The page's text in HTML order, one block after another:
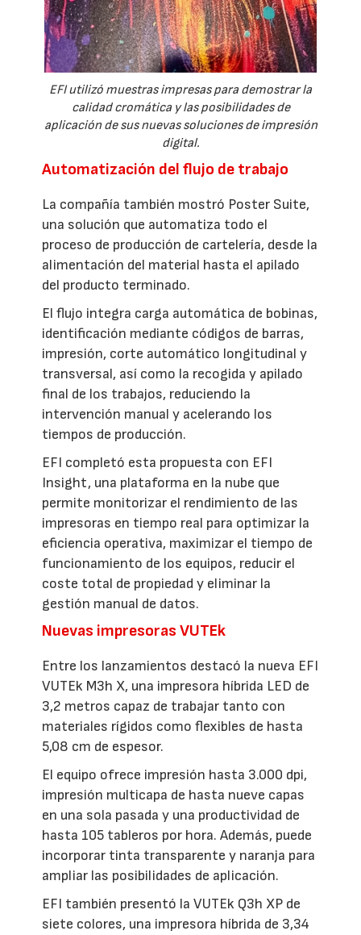
EFI utilizó muestras impresas para demostrar la
calidad cromática y las posibilidades de
aplicación de sus nuevas soluciones de impresión
digital.
Automatización del flujo de trabajo
La compañía también mostró Poster Suite,
una solución que automatiza todo el
proceso de producción de cartelería, desde la
alimentación del material hasta el apilado
del producto terminado.
El flujo integra carga automática de bobinas,
identificación mediante códigos de barras,
impresión, corte automático longitudinal y
transversal, así como la recogida y apilado
final de los trabajos, reduciendo la
intervención manual y acelerando los
tiempos de producción.
EFI completó esta propuesta con EFI
Insight, una plataforma en la nube que
permite monitorizar el rendimiento de las
impresoras en tiempo real para optimizar la
eficiencia operativa, maximizar el tiempo de
funcionamiento de los equipos, reducir el
coste total de propiedad y eliminar la
gestión manual de datos.
Nuevas impresoras VUTEk
Entre los lanzamientos destacó la nueva EFI
VUTEk M3h X, una impresora híbrida LED de
3,2 metros capaz de trabajar tanto con
materiales rígidos como flexibles de hasta
5,08 cm de espesor.
El equipo ofrece impresión hasta 3.000 dpi,
impresión multicapa de hasta nueve capas
en una sola pasada y una productividad de
hasta 105 tableros por hora. Además, puede
incorporar tinta transparente y naranja para
ampliar las posibilidades de aplicación.
EFI también presentó la VUTEk Q3h XP de
siete colores, una impresora híbrida de 3,34